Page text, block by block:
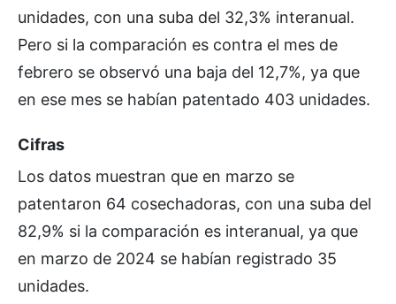
unidades, con una suba del 32,3% interanual.
Pero si la comparación es contra el mes de
febrero se observó una baja del 12,7%, ya que
en ese mes se habían patentado 403 unidades.
Cifras
Los datos muestran que en marzo se
patentaron 64 cosechadoras, con una suba del
82,9% si la comparación es interanual, ya que
en marzo de 2024 se habían registrado 35
unidades.